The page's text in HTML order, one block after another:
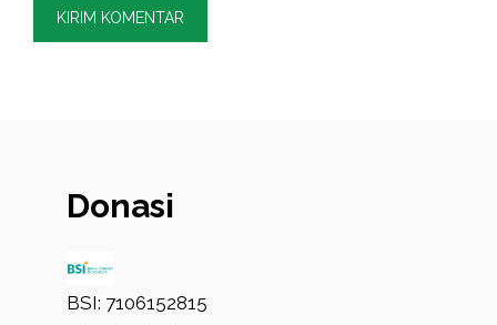
Donasi
BSI: 7106152815